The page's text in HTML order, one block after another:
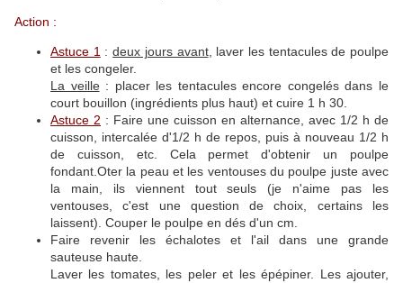
Action :
Astuce 1 :deux jours avant, laver les tentacules de poulpe
et les congeler.
La veille: placer les tentacules encore congelés dans le
court bouillon (ingrédients plus haut) et cuire 1 h 30.
Astuce 2 : Faire une cuisson en alternance, avec 1/2 h de
cuisson, intercalée d'1/2 h de repos, puis à nouveau 1/2 h
de cuisson, etc. Cela permet d'obtenir un poulpe
fondant.Oter la peau et les ventouses du poulpe juste avec
la main, ils viennent tout seuls (je n'aime pas les
ventouses, c'est une question de choix, certains les
laissent). Couper le poulpe en dés d'un cm.
Faire revenir les échalotes et l'ail dans une grande
sauteuse haute.
Laver les tomates, les peler et les épépiner. Les ajouter,